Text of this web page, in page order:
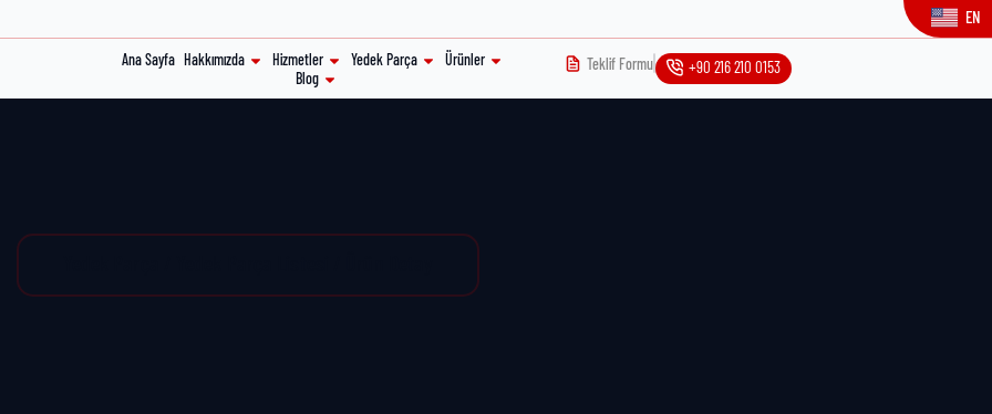
EN
Ana Sayfa Hakkımızda Hizmetler Yedek Parça
Ürünler
Blog
Teklif Formu +90 216 210 0153